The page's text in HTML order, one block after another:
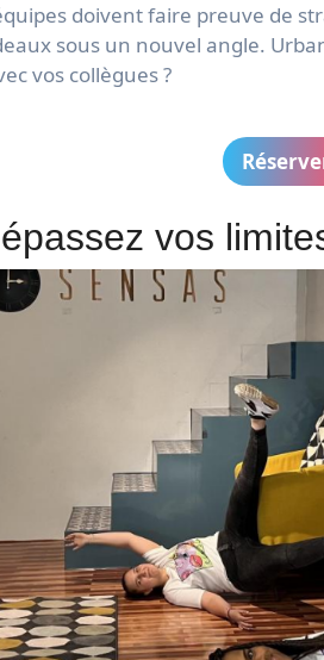
doivent faire preuve de
sous un nouvel angle.
vos collègues ?
vos